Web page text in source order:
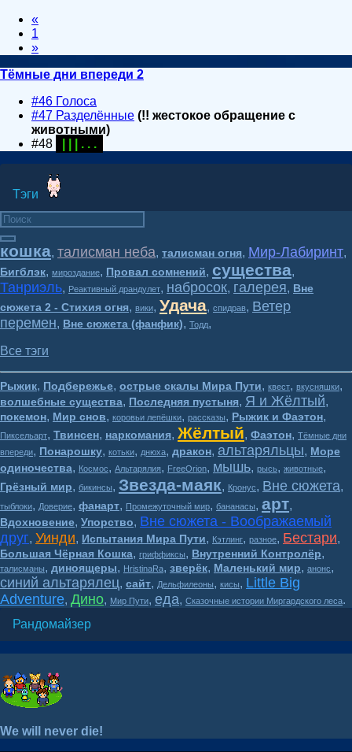
«
1
»
Тёмные дни впереди 2
#46 Голоса
#47 Разделённые (!! жестокое обращение с
животными)
#48
| | | . . .
Тэги
кошка, талисман неба, талисман огня, Мир-Лабиринт,
Бигблэк, мироздание, Провал сомнений, существа,
Танриэль, Реактивный драндулет, набросок, галерея, Вне
сюжета 2 - Стихия огня, вики, Удача, спидрав, Ветер
перемен, Вне сюжета (фанфик), Тодд,
Все тэги
Рыжик, Подбережье, острые скалы Мира Пути, квест, вкусняшки,
волшебные существа, Последняя пустыня, Я и Жёлтый,
покемон, Мир снов, коровьи лепёшки, рассказы, Рыжик и Фаэтон,
Пиксельарт, Твинсен, наркомания, Жёлтый, Фаэтон, Тёмные дни
впереди, Понарошку, котьки, днюха, дракон, альтаряльцы, Море
одиночества, Космос, Альтарялия, FreeOrion, мышь, рысь, животные,
Грёзный мир, бикинсы, Звезда-маяк, Кронус, Вне сюжета,
тыблоки, Доверие, фанарт, Промежуточный мир, бананасы, арт,
Вдохновение, Упорство, Вне сюжета - Воображаемый
друг, Уинди, Испытания Мира Пути, Кэтлинг, разное, Бестари,
Большая Чёрная Кошка, гриффиксы, Внутренний Контролёр,
талисманы, диноящеры, HristinaRa, зверёк, Маленький мир, анонс,
синий альтарялец, сайт, Дельфилеоны, кисы, Little Big
Adventure, Дино, Мир Пути, еда, Сказочные истории Миргардского леса.
Рандомайзер
We will never die!